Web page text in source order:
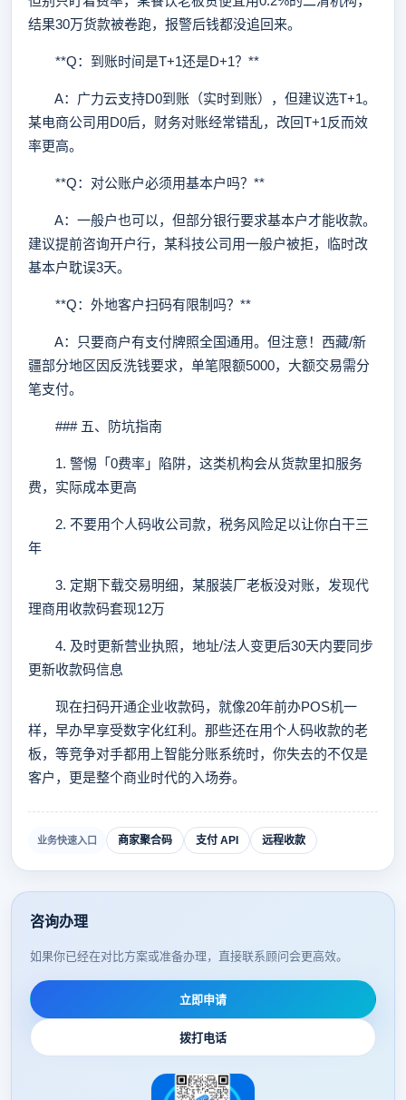
结果30万货款被卷跑，报警后钱都没追回来。
**Q：到账时间是T+1还是D+1？**
A：广力云支持D0到账（实时到账），但建议选T+1。
某电商公司用D0后，财务对账经常错乱，改回T+1反而效
率更高。
**Q：对公账户必须用基本户吗？**
A：一般户也可以，但部分银行要求基本户才能收款。
建议提前咨询开户行，某科技公司用一般户被拒，临时改
基本户耽误3天。
**Q：外地客户扫码有限制吗？**
A：只要商户有支付牌照全国通用。但注意！西藏/新
疆部分地区因反洗钱要求，单笔限额5000，大额交易需分
笔支付。
### 五、防坑指南
1. 警惕「0费率」陷阱，这类机构会从货款里扣服务
费，实际成本更高
2. 不要用个人码收公司款，税务风险足以让你白干三
年
3. 定期下载交易明细，某服装厂老板没对账，发现代
理商用收款码套现12万
4. 及时更新营业执照，地址/法人变更后30天内要同步
更新收款码信息
现在扫码开通企业收款码，就像20年前办POS机一
样，早办早享受数字化红利。那些还在用个人码收款的老
板，等竞争对手都用上智能分账系统时，你失去的不仅是
客户，更是整个商业时代的入场券。
业务快速入口 商家聚合码 支付 API 远程收款
咨询办理
如果你已经在对比方案或准备办理，直接联系顾问会更高效。
立即申请
拨打电话